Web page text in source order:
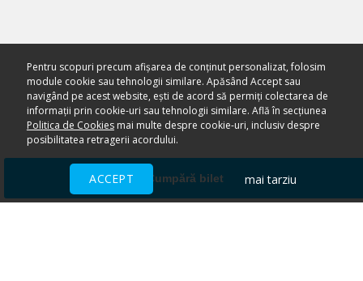
Cumpără bilet
Pentru scopuri precum afișarea de conținut personalizat, folosim
module cookie sau tehnologii similare. Apăsând Accept sau
navigând pe acest website, ești de acord să permiți colectarea de
informații prin cookie-uri sau tehnologii similare. Află în secțiunea
Politica de Cookiesmai multe despre cookie-uri, inclusiv despre
posibilitatea retragerii acordului.
ACCEPT mai tarziu